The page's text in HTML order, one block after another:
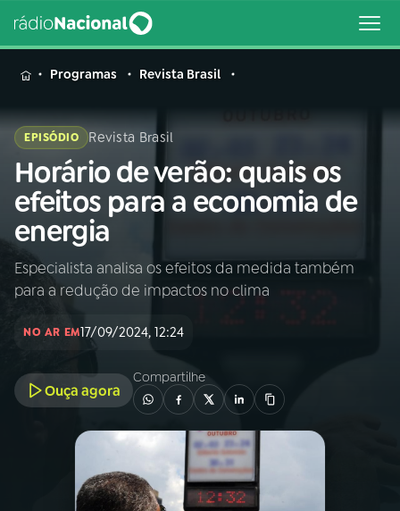
MENU
Buscar
na
Rádio
Nacional
Buscar
AO VIVO
INÍCIO
A RÁDIO
PROGRAMAÇÃO
PROGRAMAS
Programas Revista Brasil
EPISÓDIO Revista Brasil
Horário de verão: quais os
efeitos para a economia de
energia
Especialista analisa os efeitos da medida também
para a redução de impactos no clima
NO AR EM17/09/2024, 12:24
Ouça agora
Compartilhe